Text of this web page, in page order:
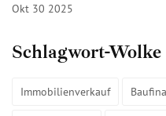
Okt 30 2025
Schlagwort-Wolke
Immobilienverkauf